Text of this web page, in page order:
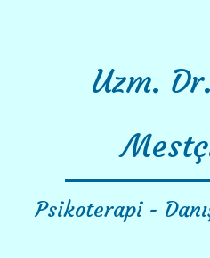
Uzm.
Psikoterapi -